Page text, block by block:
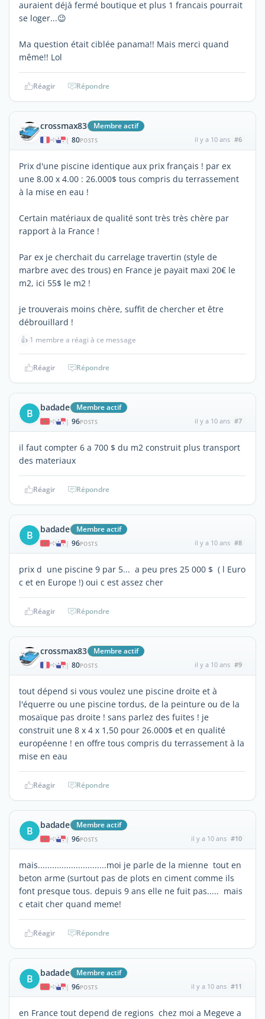
auraient déjà fermé boutique et plus 1 francais pourrait
se loger...😉
Ma question était ciblée panama!! Mais merci quand
même!! Lol
Réagir Répondre
crossmax83 Membre actif
| 80POSTS il y a 10 ans #6
Prix d'une piscine identique aux prix français ! par ex
une 8.00 x 4.00 : 26.000$ tous compris du terrassement
à la mise en eau !
Certain matériaux de qualité sont très très chère par
rapport à la France !
Par ex je cherchait du carrelage travertin (style de
marbre avec des trous) en France je payait maxi 20€ le
m2, ici 55$ le m2 !
je trouverais moins chère, suffit de chercher et être
débrouillard !
👍 1 membre a réagi à ce message
Réagir Répondre
B badade Membre actif
| 96POSTS il y a 10 ans #7
il faut compter 6 a 700 $ du m2 construit plus transport
des materiaux
Réagir Répondre
B badade Membre actif
| 96POSTS il y a 10 ans #8
prix d une piscine 9 par 5... a peu pres 25 000 $ ( l Euro
c et en Europe !) oui c est assez cher
Réagir Répondre
crossmax83 Membre actif
| 80POSTS il y a 10 ans #9
tout dépend si vous voulez une piscine droite et à
l'équerre ou une piscine tordus, de la peinture ou de la
mosaïque pas droite ! sans parlez des fuites ! je
construit une 8 x 4 x 1,50 pour 26.000$ et en qualité
européenne ! en offre tous compris du terrassement à la
mise en eau
Réagir Répondre
B badade Membre actif
| 96POSTS il y a 10 ans #10
mais.............................moi je parle de la mienne tout en
beton arme (surtout pas de plots en ciment comme ils
font presque tous. depuis 9 ans elle ne fuit pas..... mais
c etait cher quand meme!
Réagir Répondre
B badade Membre actif
| 96POSTS il y a 10 ans #11
en France tout depend de regions chez moi a Megeve a